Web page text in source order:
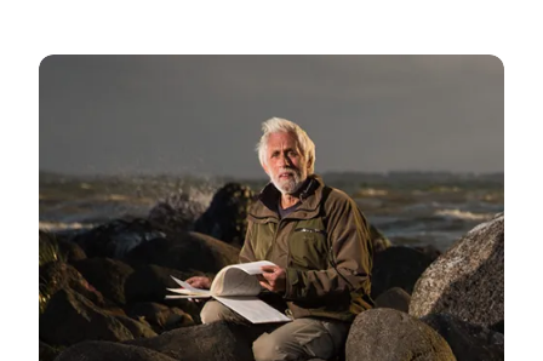
Virkeligheden er bare bedre →